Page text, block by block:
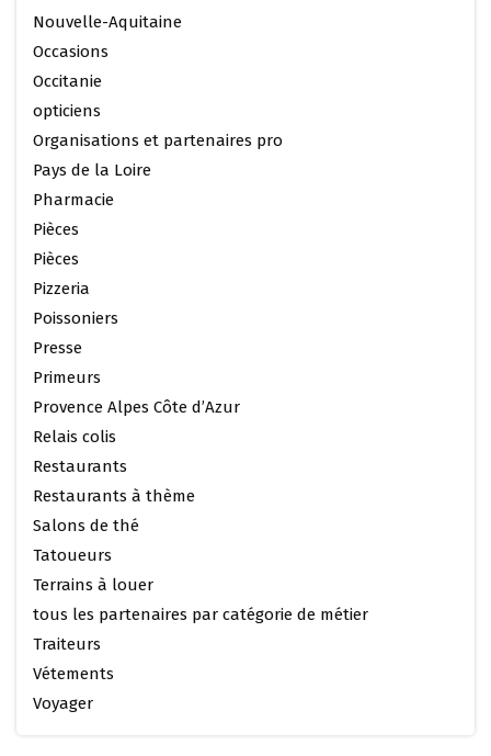
Nouvelle-Aquitaine
Occasions
Occitanie
opticiens
Organisations et partenaires pro
Pays de la Loire
Pharmacie
Pièces
Pièces
Pizzeria
Poissoniers
Presse
Primeurs
Provence Alpes Côte d’Azur
Relais colis
Restaurants
Restaurants à thème
Salons de thé
Tatoueurs
Terrains à louer
tous les partenaires par catégorie de métier
Traiteurs
Vétements
Voyager